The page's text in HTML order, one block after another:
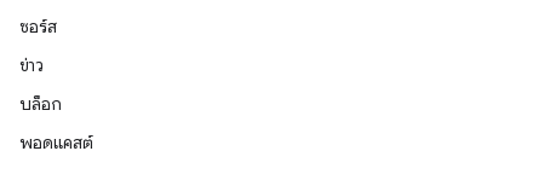
ซอร์ส
ข่าว
บล็อก
พอดแคสต์